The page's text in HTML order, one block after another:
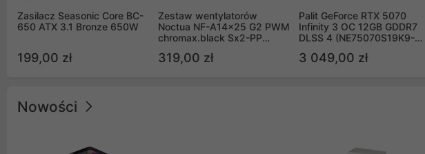
Zasilacz Seasonic Core BC-
650 ATX 3.1 Bronze 650W
199,00 zł
Zestaw wentylatorów
Noctua NF-A14x25 G2 PWM
chromax.black Sx2-PP
(2szt)
319,00 zł
Palit GeForce RTX 5070
Infinity 3 OC 12GB GDDR7
DLSS 4 (NE75070S19K9-
3 049,00 zł
Nowości